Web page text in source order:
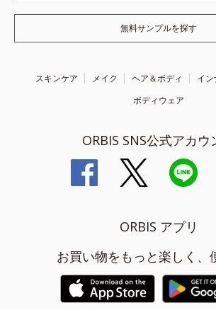
無料サンプルを探す
スキンケア メイク ヘア＆ボディ
イン
ボディウェア
ORBIS SNS公式アカウ
ORBIS アプリ
お買い物をもっと楽しく、